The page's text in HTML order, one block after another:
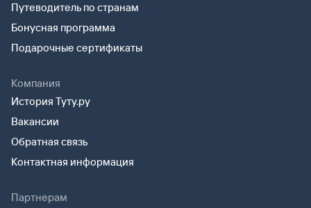
Путеводитель по странам
Бонусная программа
Подарочные сертификаты
Компания
История Туту.ру
Вакансии
Обратная связь
Контактная информация
Партнерам